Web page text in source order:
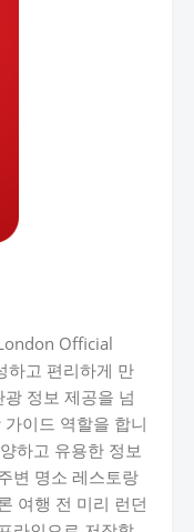
Official
하고 편리하게 만
정보 제공을 넘
이드 역할을 합니
하고 유용한 정보
변 명소 레스토랑
여행 전 미리 런던